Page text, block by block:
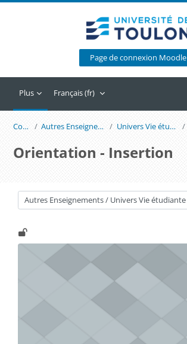
Page de connexion Moodle
Plus Français ‎(fr)‎
Cours Autres Enseignements Univers Vie étudiante
Orientation - Insertion
Catégories de cours